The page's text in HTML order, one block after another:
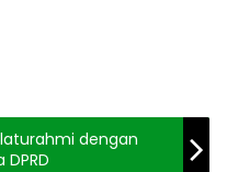
dengan